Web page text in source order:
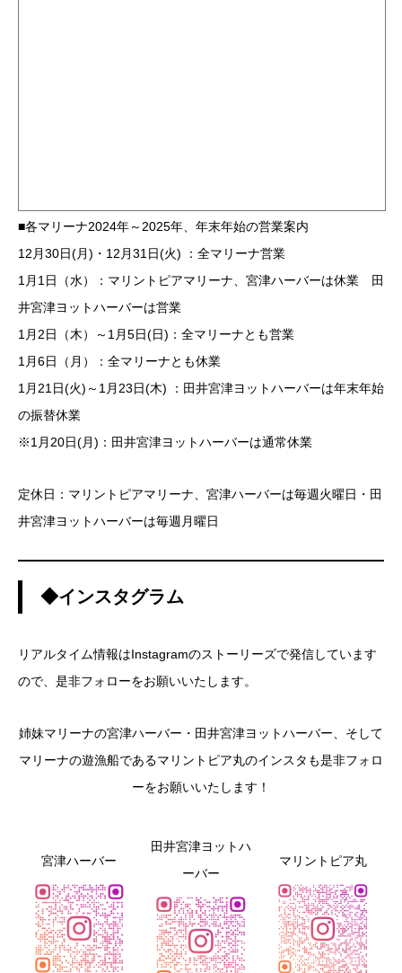
■各マリーナ2024年～2025年、年末年始の営業案内
12月30日(月)・12月31日(火) ：全マリーナ営業
1月1日（水）：マリントピアマリーナ、宮津ハーバーは休業 田
井宮津ヨットハーバーは営業
1月2日（木）～1月5日(日)：全マリーナとも営業
1月6日（月）：全マリーナとも休業
1月21日(火)～1月23日(木) ：田井宮津ヨットハーバーは年末年始
の振替休業
※1月20日(月)：田井宮津ヨットハーバーは通常休業
定休日：マリントピアマリーナ、宮津ハーバーは毎週火曜日・田
井宮津ヨットハーバーは毎週月曜日
◆インスタグラム
リアルタイム情報はInstagramのストーリーズで発信しています
ので、是非フォローをお願いいたします。
姉妹マリーナの宮津ハーバー・田井宮津ヨットハーバー、そして
マリーナの遊漁船であるマリントピア丸のインスタも是非フォロ
ーをお願いいたします！
宮津ハーバー
田井宮津ヨットハ
ーバー
マリントピア丸